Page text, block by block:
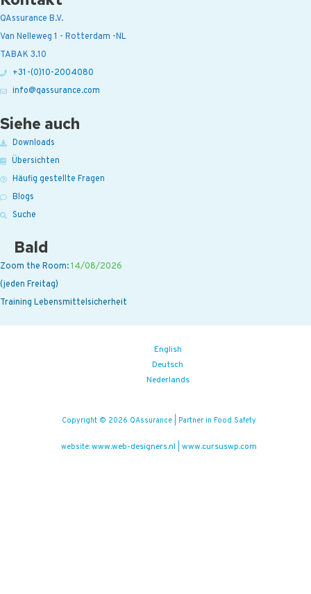
QAssurance B.V.
Van Nelleweg 1 - Rotterdam -NL
TABAK 3.10
+31-(0)10-2004080
info@qassurance.com
Siehe auch
Downloads
Übersichten
Häufig gestellte Fragen
Blogs
Suche
Bald
Zoom the Room:14/08/2026
(jeden Freitag)
Training Lebensmittelsicherheit
English
Deutsch
Nederlands
Copyright © 2026 QAssurance | Partner in Food Safety
website: www.web-designers.nl www.cursuswp.com